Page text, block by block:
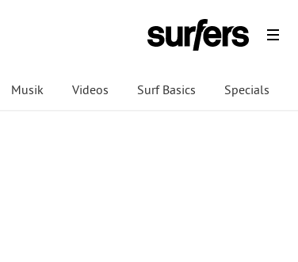
Musik Videos Surf Basics Specials